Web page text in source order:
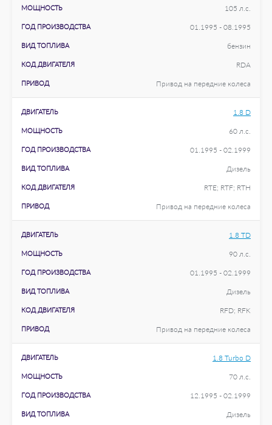
МОЩНОСТЬ 105 л.с.
ГОД ПРОИЗВОДСТВА 01.1995 - 08.1995
ВИД ТОПЛИВА бензин
КОД ДВИГАТЕЛЯ RDA
ПРИВОД Привод на передние колеса
ДВИГАТЕЛЬ 1.8 D
МОЩНОСТЬ 60 л.с.
ГОД ПРОИЗВОДСТВА 01.1995 - 02.1999
ВИД ТОПЛИВА Дизель
КОД ДВИГАТЕЛЯ RTE; RTF; RTH
ПРИВОД Привод на передние колеса
ДВИГАТЕЛЬ 1.8 TD
МОЩНОСТЬ 90 л.с.
ГОД ПРОИЗВОДСТВА 01.1995 - 02.1999
ВИД ТОПЛИВА Дизель
КОД ДВИГАТЕЛЯ RFD; RFK
ПРИВОД Привод на передние колеса
ДВИГАТЕЛЬ 1.8 Turbo D
МОЩНОСТЬ 70 л.с.
ГОД ПРОИЗВОДСТВА 12.1995 - 02.1999
ВИД ТОПЛИВА Дизель